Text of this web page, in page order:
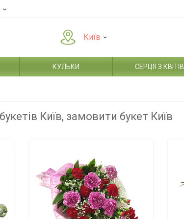
Київ
КУЛЬКИ СЕРЦЯ З КВІТІВ
Київ, замовити букет Київ